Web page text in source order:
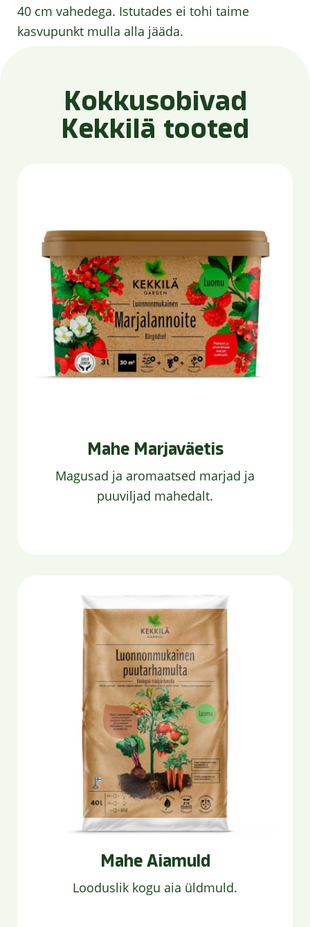
40 cm vahedega. Istutades ei tohi taime
kasvupunkt mulla alla jääda.
Kokkusobivad
Kekkilä tooted
Mahe Marjaväetis
Magusad ja aromaatsed marjad ja
puuviljad mahedalt.
Mahe Aiamuld
Looduslik kogu aia üldmuld.